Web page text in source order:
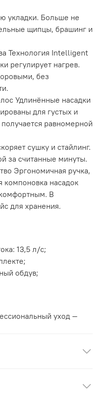
укладки. Больше не
щипцы, брашинг и
Технология Intelligent
регулирует нагрев.
без
Удлинённые насадки
для густых и
равномерной
сушку и стайлинг.
за считанные минуты.
Эргономичная ручка,
компоновка насадок
В
для хранения.
13,5 л/с;
обдув;
уход —